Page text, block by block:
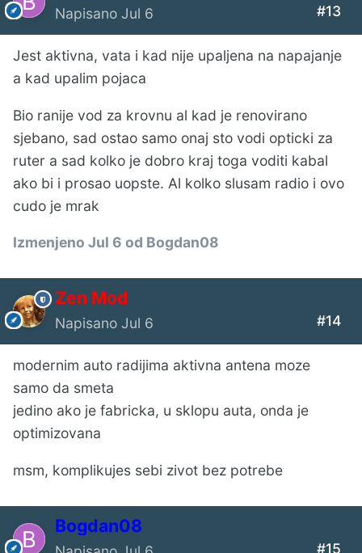
Napisano Jul 6 #13
Jest aktivna, vata i kad nije upaljena na napajanje
a kad upalim pojaca
Bio ranije vod za krovnu al kad je renovirano
sjebano, sad ostao samo onaj sto vodi opticki za
ruter a sad kolko je dobro kraj toga voditi kabal
ako bi i prosao uopste. Al kolko slusam radio i ovo
cudo je mrak
Izmenjeno Jul 6 od Bogdan08
Zen Mod
Napisano Jul 6 #14
modernim auto radijima aktivna antena moze
samo da smeta
jedino ako je fabricka, u sklopu auta, onda je
optimizovana
msm, komplikujes sebi zivot bez potrebe
Bogdan08
#15